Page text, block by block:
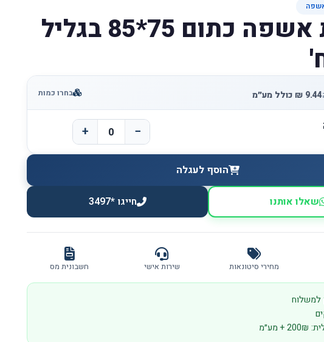
שקיות אשפה כתום 75*85 בגליל
בחרו כמות
−
+
הוסף לעגלה
שאלו אותנו חייגו *3497
מחירי סיטונאות שירות אישי חשבונית מס
למשלוח
מע״מ